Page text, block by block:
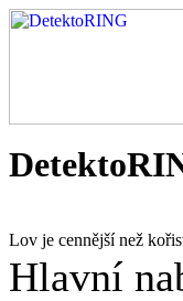
Lov je cennější než
Hlavní